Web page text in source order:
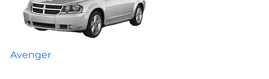
Avenger